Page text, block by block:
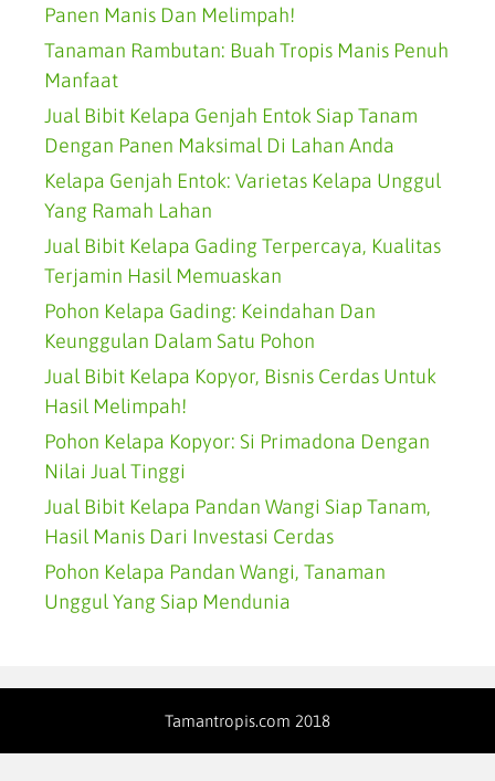
Panen Manis Dan Melimpah!
Tanaman Rambutan: Buah Tropis Manis Penuh
Manfaat
Jual Bibit Kelapa Genjah Entok Siap Tanam
Dengan Panen Maksimal Di Lahan Anda
Kelapa Genjah Entok: Varietas Kelapa Unggul
Yang Ramah Lahan
Jual Bibit Kelapa Gading Terpercaya, Kualitas
Terjamin Hasil Memuaskan
Pohon Kelapa Gading: Keindahan Dan
Keunggulan Dalam Satu Pohon
Jual Bibit Kelapa Kopyor, Bisnis Cerdas Untuk
Hasil Melimpah!
Pohon Kelapa Kopyor: Si Primadona Dengan
Nilai Jual Tinggi
Jual Bibit Kelapa Pandan Wangi Siap Tanam,
Hasil Manis Dari Investasi Cerdas
Pohon Kelapa Pandan Wangi, Tanaman
Unggul Yang Siap Mendunia
Tamantropis.com 2018